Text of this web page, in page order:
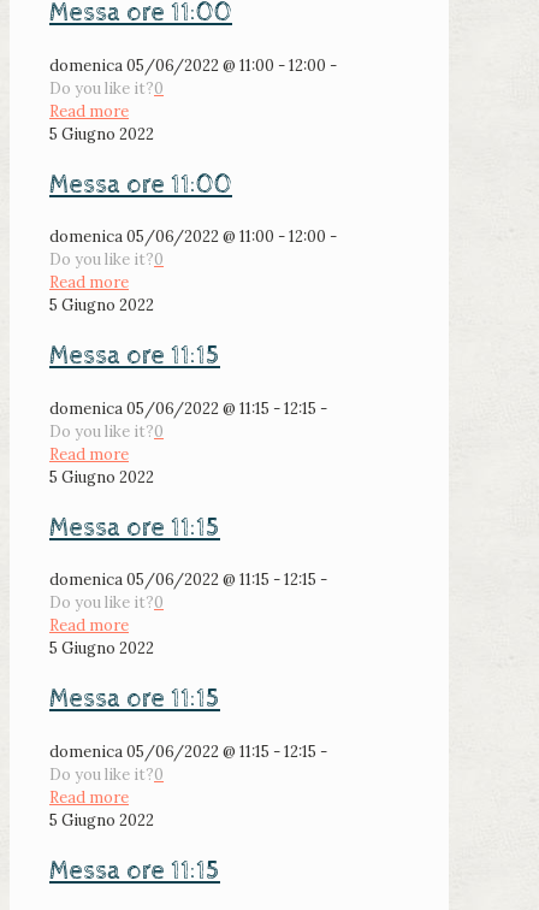
Messa ore 11:00
domenica 05/06/2022 @ 11:00 - 12:00 -
Do you like it?0
Read more
5 Giugno 2022
Messa ore 11:00
domenica 05/06/2022 @ 11:00 - 12:00 -
Do you like it?0
Read more
5 Giugno 2022
Messa ore 11:15
domenica 05/06/2022 @ 11:15 - 12:15 -
Do you like it?0
Read more
5 Giugno 2022
Messa ore 11:15
domenica 05/06/2022 @ 11:15 - 12:15 -
Do you like it?0
Read more
5 Giugno 2022
Messa ore 11:15
domenica 05/06/2022 @ 11:15 - 12:15 -
Do you like it?0
Read more
5 Giugno 2022
Messa ore 11:15